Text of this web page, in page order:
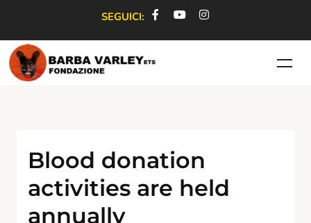
SEGUICI:
Blood donation
activities are held
annually